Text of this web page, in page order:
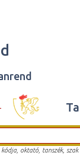
oktató, tanszék,